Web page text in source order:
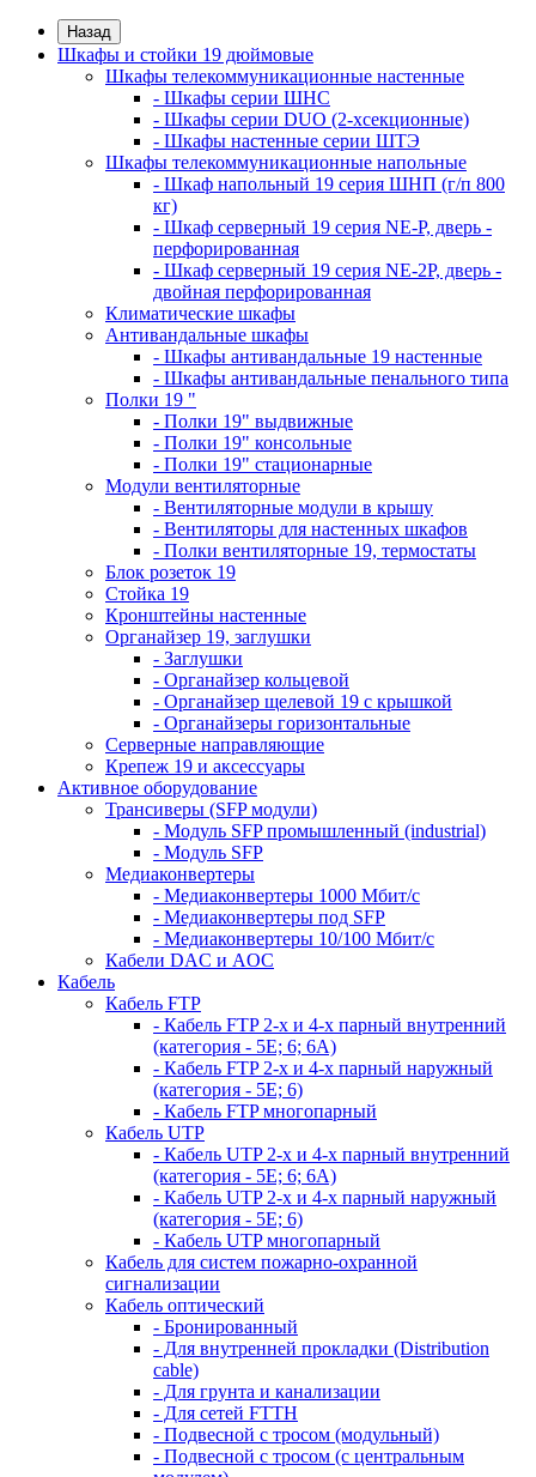
Назад
Шкафы и стойки 19 дюймовые
Шкафы телекоммуникационные настенные
- Шкафы серии ШНС
- Шкафы серии DUO (2-хсекционные)
- Шкафы настенные серии ШТЭ
Шкафы телекоммуникационные напольные
- Шкаф напольный 19 серия ШНП (г/п 800
кг)
- Шкаф серверный 19 серия NE-P, дверь -
перфорированная
- Шкаф серверный 19 серия NE-2P, дверь -
двойная перфорированная
Климатические шкафы
Антивандальные шкафы
- Шкафы антивандальные 19 настенные
- Шкафы антивандальные пенального типа
Полки 19 "
- Полки 19" выдвижные
- Полки 19" консольные
- Полки 19" стационарные
Модули вентиляторные
- Вентиляторные модули в крышу
- Вентиляторы для настенных шкафов
- Полки вентиляторные 19, термостаты
Блок розеток 19
Стойка 19
Кронштейны настенные
Органайзер 19, заглушки
- Заглушки
- Органайзер кольцевой
- Органайзер щелевой 19 с крышкой
- Органайзеры горизонтальные
Серверные направляющие
Крепеж 19 и аксессуары
Активное оборудование
Трансиверы (SFP модули)
- Модуль SFP промышленный (industrial)
- Модуль SFP
Медиаконвертеры
- Медиаконвертеры 1000 Мбит/с
- Медиаконвертеры под SFP
- Медиаконвертеры 10/100 Мбит/с
Кабели DAC и AOC
Кабель
Кабель FTP
- Кабель FTP 2-х и 4-х парный внутренний
(категория - 5Е; 6; 6А)
- Кабель FTP 2-х и 4-х парный наружный
(категория - 5Е; 6)
- Кабель FTP многопарный
Кабель UTP
- Кабель UTP 2-х и 4-х парный внутренний
(категория - 5Е; 6; 6А)
- Кабель UTP 2-х и 4-х парный наружный
(категория - 5Е; 6)
- Кабель UTP многопарный
Кабель для систем пожарно-охранной
сигнализации
Кабель оптический
- Бронированный
- Для внутренней прокладки (Distribution
cable)
- Для грунта и канализации
- Для сетей FTTH
- Подвесной с тросом (модульный)
- Подвесной с тросом (с центральным